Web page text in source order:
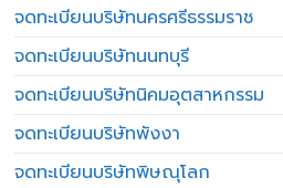
จดทะเบียนบริษัทนครศรีธรรมราช
จดทะเบียนบริษัทนนทบุรี
จดทะเบียนบริษัทนิคมอุตสาหกรรม
จดทะเบียนบริษัทพังงา
จดทะเบียนบริษัทพิษณุโลก